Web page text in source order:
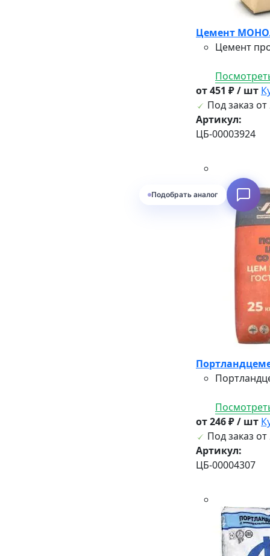
Цемент
Цемент
от 451 ₽ / шт
Под заказ от
Артикул:
ЦБ-00003924
от 246 ₽ / шт
Под заказ от
Артикул:
ЦБ-00004307
Подобрать аналог